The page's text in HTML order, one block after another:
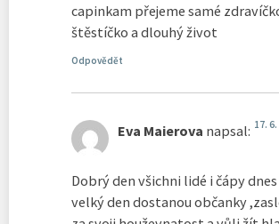
capinkam přejeme samé
štěstíčko a dlouhý život
Odpovědět
Eva Maierova napsal: 17.
Dobrý den všichni lidé i čápy
velký den dostanou občanky